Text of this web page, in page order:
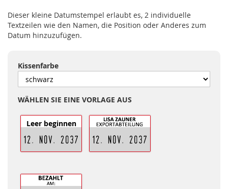
Dieser kleine Datumstempel erlaubt es, 2 individuelle
Textzeilen wie den Namen, die Position oder Anderes zum
Datum hinzuzufügen.
Kissenfarbe
WÄHLEN SIE EINE VORLAGE AUS
Leer beginnen